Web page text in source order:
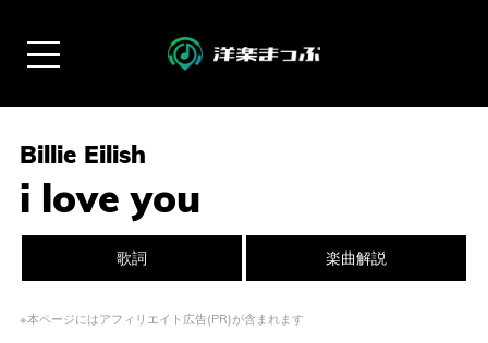
Billie Eilish
i love you
歌詞 楽曲解説
※本ページにはアフィリエイト広告(PR)が含まれます